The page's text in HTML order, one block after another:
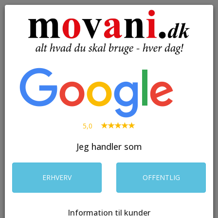
Toggle
5,0
Jeg handler som
ERHVERV OFFENTLIG
Information til kunder